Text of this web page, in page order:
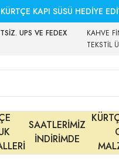
KÜRTÇE KAPI SÜSÜ HEDİYE
UPS VE FEDEX
KAHVE
TEKSTİL
SAATLERİMİZ
İNDİRİMDE